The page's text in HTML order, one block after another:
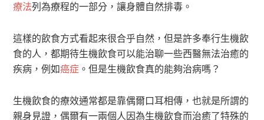
療法列為療程的一部分，讓身體自然排毒。
這樣的飲食方式看起來很合乎自然，但是許多奉行生機飲
食的人，都期待生機飲食可以能治聊一些西醫無法治癒的
疾病，例如癌症 。但是生機飲食真的能夠治病嗎？
生機飲食的療效通常都是靠偶爾口耳相傳，也就是所謂的
親身見證，偶爾有一兩個人因為生機飲食而治癒了特殊的